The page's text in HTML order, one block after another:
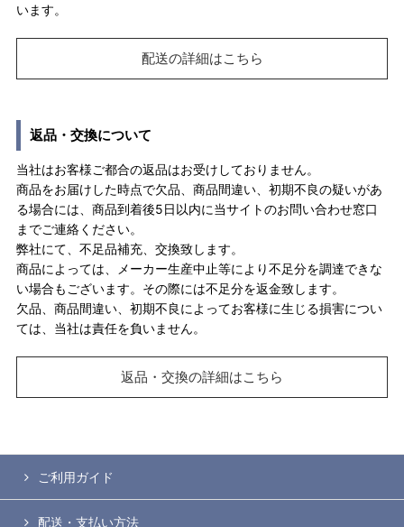
います。
配送の詳細はこちら
返品・交換について
当社はお客様ご都合の返品はお受けしておりません。
商品をお届けした時点で欠品、商品間違い、初期不良の疑いがあ
る場合には、商品到着後5日以内に当サイトのお問い合わせ窓口
までご連絡ください。
弊社にて、不足品補充、交換致します。
商品によっては、メーカー生産中止等により不足分を調達できな
い場合もございます。その際には不足分を返金致します。
欠品、商品間違い、初期不良によってお客様に生じる損害につい
ては、当社は責任を負いません。
返品・交換の詳細はこちら
ご利用ガイド
配送・支払い方法